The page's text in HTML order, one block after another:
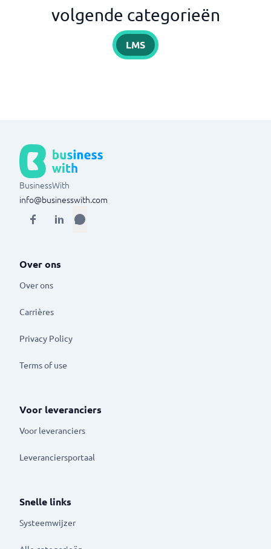
volgende categorieën
LMS
BusinessWith
info@businesswith.com
Over ons
Over ons
Carrières
Privacy Policy
Terms of use
Voor leveranciers
Voor leveranciers
Leveranciersportaal
Snelle links
Systeemwijzer